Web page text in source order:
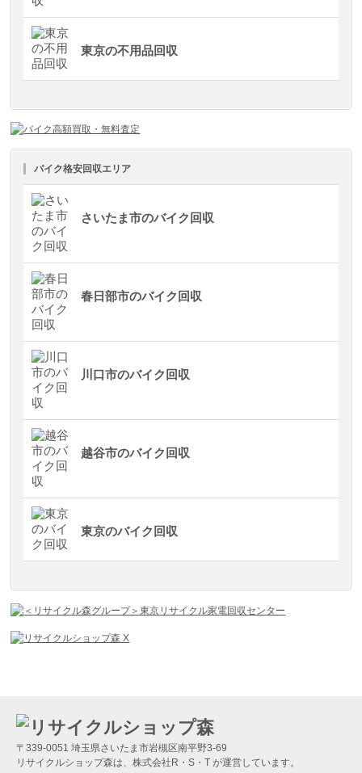
東京の不用品回収
バイク格安回収エリア
さいたま市のバイク回収
春日部市のバイク回収
川口市のバイク回収
越谷市のバイク回収
東京のバイク回収
〒339-0051 埼玉県さいたま市岩槻区南平野3-69
リサイクルショップ森は、株式会社R・S・T が運営しています。